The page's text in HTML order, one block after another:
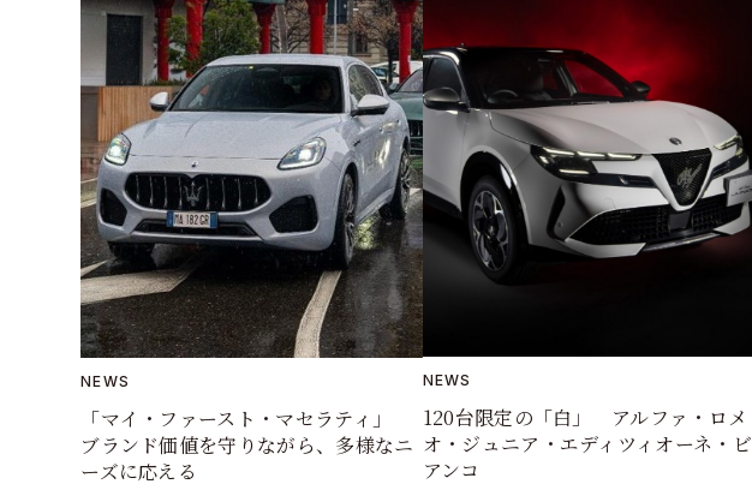
NEWS
「マイ・ファースト・マセラティ」
ブランド価値を守りながら、多様なニ
ーズに応える
NEWS
120台限定の「白」 アルファ・ロメ
オ・ジュニア・エディツィオーネ・ビ
アンコ